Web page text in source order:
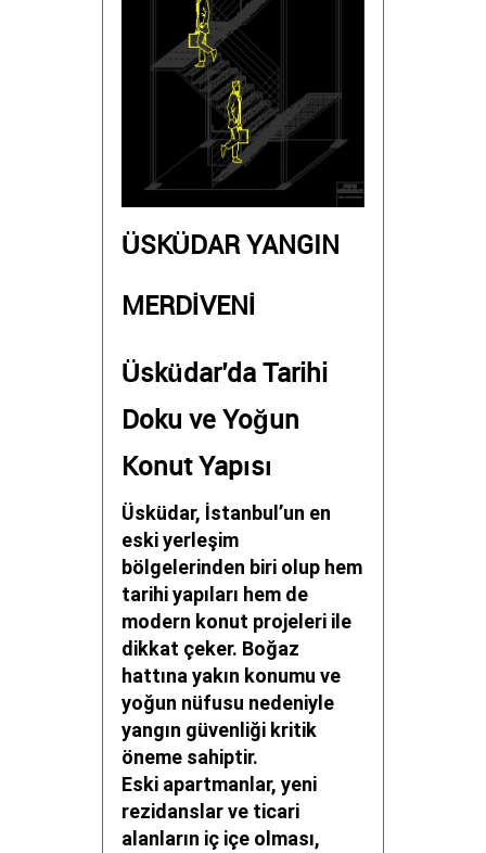
ÜSKÜDAR YANGIN
MERDİVENİ
Üsküdar’da Tarihi
Doku ve Yoğun
Konut Yapısı
Üsküdar, İstanbul’un en
eski yerleşim
bölgelerinden biri olup hem
tarihi yapıları hem de
modern konut projeleri ile
dikkat çeker. Boğaz
hattına yakın konumu ve
yoğun nüfusu nedeniyle
yangın güvenliği kritik
öneme sahiptir.
Eski apartmanlar, yeni
rezidanslar ve ticari
alanların iç içe olması,